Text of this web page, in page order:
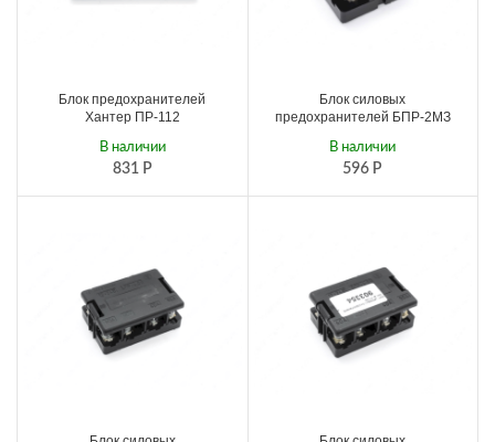
Блок предохранителей
Хантер ПР-112
831 Р
В наличии
Блок силовых
предохранителей БПР-2МЗ
596 Р
В наличии